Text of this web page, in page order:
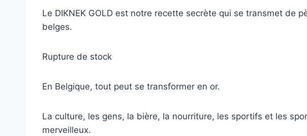
Le DIKNEK GOLD est notre recette secrète qui se transmet de
belges.
Rupture de stock
En Belgique, tout peut se transformer en or.
La culture, les gens, la bière, la nourriture, les sportifs et les
merveilleux.